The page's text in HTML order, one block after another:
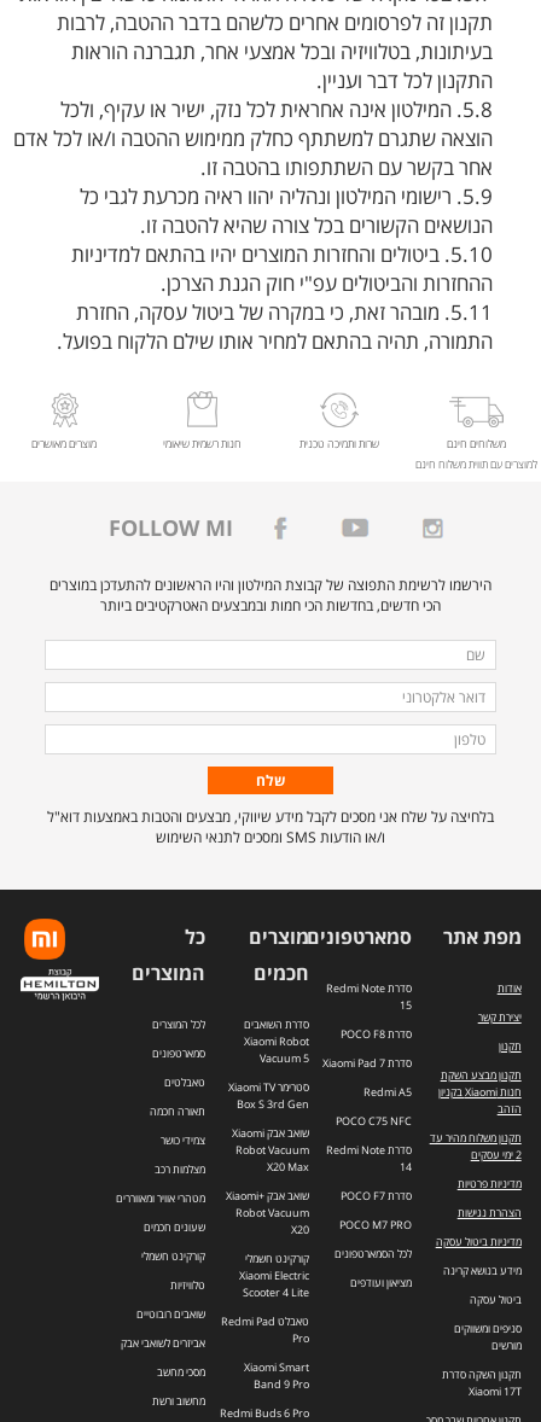
תקנון זה לפרסומים אחרים כלשהם בדבר ההטבה, לרבות
בעיתונות, בטלוויזיה ובכל אמצעי אחר, תגברנה הוראות
התקנון לכל דבר ועניין.
5.8. המילטון אינה אחראית לכל נזק, ישיר או עקיף, ולכל
הוצאה שתגרם למשתתף כחלק ממימוש ההטבה ו/או לכל אדם
אחר בקשר עם השתתפותו בהטבה זו.
5.9. רישומי המילטון ונהליה יהוו ראיה מכרעת לגבי כל
הנושאים הקשורים בכל צורה שהיא להטבה זו.
5.10. ביטולים והחזרות המוצרים יהיו בהתאם למדיניות
ההחזרות והביטולים עפ"י חוק הגנת הצרכן.
5.11. מובהר זאת, כי במקרה של ביטול עסקה, החזרת
התמורה, תהיה בהתאם למחיר אותו שילם הלקוח בפועל.
משלוחים חינם
למוצרים עם תווית משלוח חינם
שרות ותמיכה טכנית חנות רשמית שיאומי מוצרים מאושרים
FOLLOW MI
הירשמו לרשימת התפוצה של קבוצת המילטון והיו הראשונים להתעדכן במוצרים
הכי חדשים, בחדשות הכי חמות ובמבצעים האטרקטיבים ביותר
מלאו
את
הפרטים
הבאים
לרשימת
שם
דואר
אלקטרוני
טלפון
בלחיצה על שלח אני מסכים לקבל מידע שיווקי, מבצעים והטבות באמצעות דוא"ל
ו/או הודעות SMS ומסכים לתנאי השימוש
מפת אתר
אודות
יצירת קשר
תקנון
תקנון מבצע השקת
חנות Xiaomi בקניון
הזהב
תקנון משלוח מהיר עד
2 ימי עסקים
מדיניות פרטיות
הצהרת נגישות
מדיניות ביטול עסקה
מידע בנושא קרינה
ביטול עסקה
סניפים ומשווקים
מורשים
תקנון השקה סדרת
Xiaomi 17T
סמארטפונים
סדרת Redmi Note
15
סדרת POCO F8
סדרת Xiaomi Pad 7
Redmi A5
POCO C75 NFC
סדרת Redmi Note
14
סדרת POCO F7
POCO M7 PRO
לכל הסמארטפונים
מציאון ועודפים
מוצרים
חכמים
סדרת השואבים
Xiaomi Robot
Vacuum 5
סטרימר Xiaomi TV
Box S 3rd Gen
שואב אבק Xiaomi
Robot Vacuum
X20 Max
שואב אבק +Xiaomi
Robot Vacuum
X20
קורקינט חשמלי
Xiaomi Electric
Scooter 4 Lite
טאבלט Redmi Pad
Pro
Xiaomi Smart
Band 9 Pro
Redmi Buds 6 Pro
כל
המוצרים
לכל המוצרים
סמארטפונים
טאבלטים
תאורה חכמה
צמידי כושר
מצלמות רכב
מטהרי אוויר ומאווררים
שעונים חכמים
קורקינט חשמלי
טלוויזיות
שואבים רובוטיים
אביזרים לשואבי אבק
מסכי מחשב
מחשוב ורשת